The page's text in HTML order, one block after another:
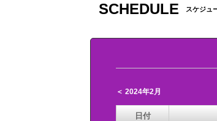
SCHEDULE スケジュ
＜ 2024年2月
日付